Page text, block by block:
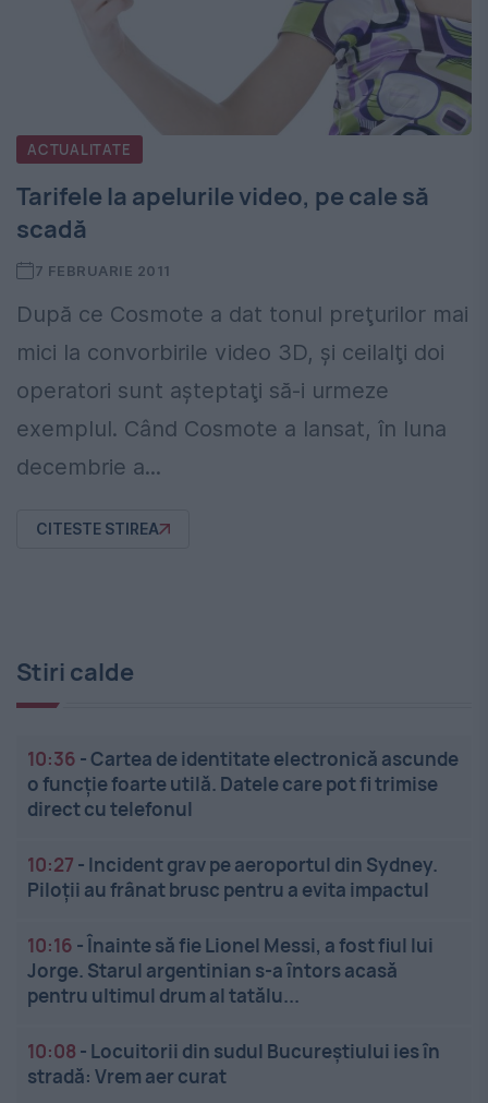
ACTUALITATE
Tarifele la apelurile video, pe cale să
scadă
7 FEBRUARIE 2011
După ce Cosmote a dat tonul preţurilor mai
mici la convorbirile video 3D, şi ceilalţi doi
operatori sunt aşteptaţi să-i urmeze
exemplul. Când Cosmote a lansat, în luna
decembrie a...
CITESTE STIREA
Stiri calde
10:36 -Cartea de identitate electronică ascunde
o funcție foarte utilă. Datele care pot fi trimise
direct cu telefonul
10:27 - Incident grav pe aeroportul din Sydney.
Piloții au frânat brusc pentru a evita impactul
10:16 -Înainte să fie Lionel Messi, a fost fiul lui
Jorge. Starul argentinian s-a întors acasă
pentru ultimul drum al tatălu...
10:08 - Locuitorii din sudul Bucureștiului ies în
stradă: Vrem aer curat